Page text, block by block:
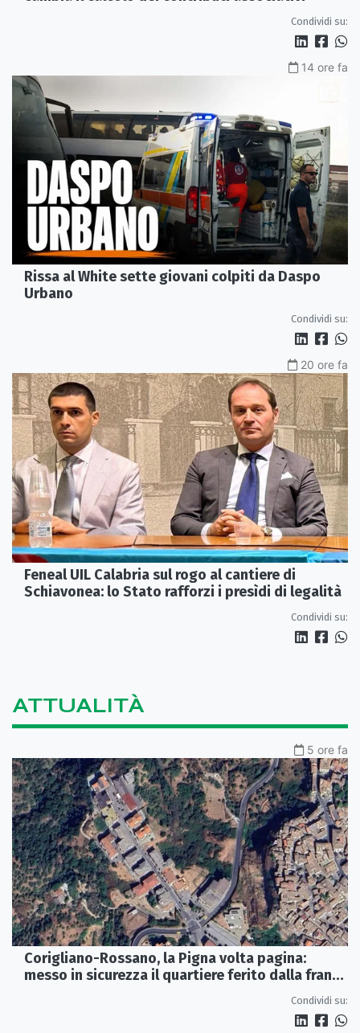
Condividi su:
14 ore fa
Rissa al White sette giovani colpiti da Daspo
Urbano
Condividi su:
20 ore fa
Feneal UIL Calabria sul rogo al cantiere di
Schiavonea: lo Stato rafforzi i presìdi di legalità
Condividi su:
ATTUALITÀ
5 ore fa
Corigliano-Rossano, la Pigna volta pagina:
messo in sicurezza il quartiere ferito dalla frana
Condividi su: